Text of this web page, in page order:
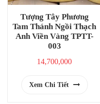
Tượng Tây Phương
Tam Thánh Ngồi Thạch
Anh Viền Vàng TPTT-
003
14,700,000
Xem Chi Tiết